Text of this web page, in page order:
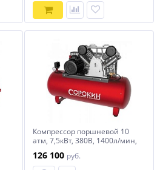
Компрессор поршневой 10
атм, 7,5кВт, 380В, 1400л/мин,
500л СОРОКИН
126 100 руб.